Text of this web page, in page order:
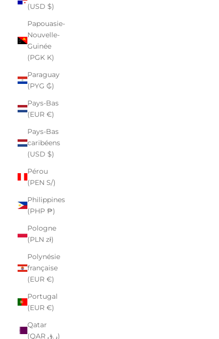
(USD $)
Papouasie-
Nouvelle-
Guinée
(PGK K)
Paraguay
(PYG ₲)
Pays-Bas
(EUR €)
Pays-Bas
caribéens
(USD $)
Pérou
(PEN S/)
Philippines
(PHP ₱)
Pologne
(PLN zł)
Polynésie
française
(EUR €)
Portugal
(EUR €)
Qatar
(QAR ر.ق)